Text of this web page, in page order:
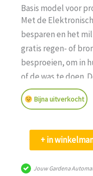
Basis model voor
Met de
besparen en het
gratis regen- of
besproeien, om in
of de was te doen.
activeert deze
dompelpomp
compacte
3500/4 met een
afgiftecapaciteit
Bijna uitverkocht
Gardena
Automatic
Besproeiingspomp
+ in
Jouw Gardena